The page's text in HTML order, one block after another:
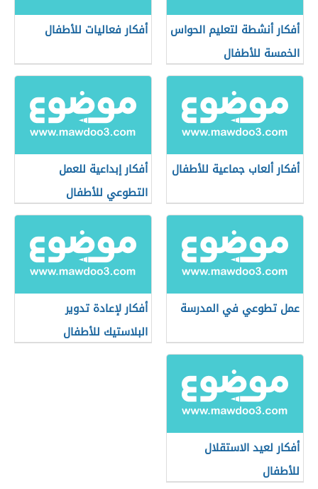
أفكار أنشطة لتعليم الحواس
الخمسة للأطفال
أفكار فعاليات للأطفال
أفكار ألعاب جماعية للأطفال
أفكار إبداعية للعمل
التطوعي للأطفال
عمل تطوعي في المدرسة
أفكار لإعادة تدوير
البلاستيك للأطفال
أفكار لعيد الاستقلال
للأطفال